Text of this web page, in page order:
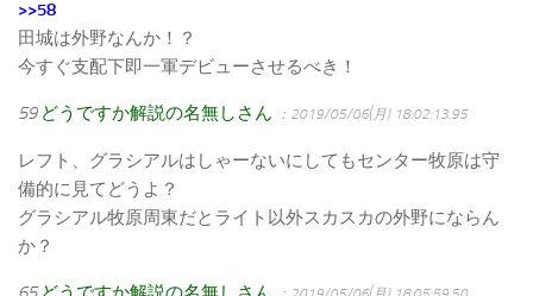
>>58
田城は外野なんか！？
今すぐ支配下即一軍デビューさせるべき！
59 どうですか解説の名無しさん ：2019/05/06(月) 18:02:13.95
レフト、グラシアルはしゃーないにしてもセンター牧原は守
備的に見てどうよ？
グラシアル牧原周東だとライト以外スカスカの外野にならん
か？